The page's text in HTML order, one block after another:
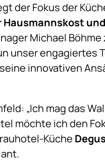
der Fokus der
Michael
unser engagiertes
innovativen
„Ich mag das
möchte ich den
Küche